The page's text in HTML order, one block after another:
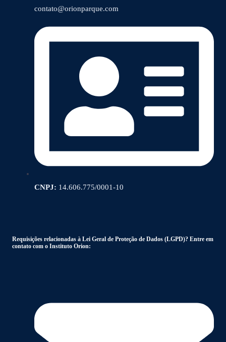
contato@orionparque.com
CNPJ: 14.606.775/0001-10
Requisições relacionadas à Lei Geral de Proteção de Dados (LGPD)? Entre em
contato com o Instituto Orion: